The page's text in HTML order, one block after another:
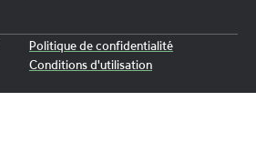
Politique de confidentialité
Conditions d'utilisation